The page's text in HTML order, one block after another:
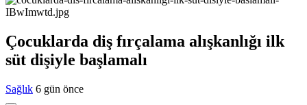
Bursa Büyükşehir Harmancık’ta da yolları yeniliyor
DAĞDER ve BUMEV’den eğitim için güç birliği
17:42
İpsala OSB’nin gelişimi için kritik ziyaret
Ağrı’da toplu sünnet şöleni
Çocuklarda diş fırçalama alışkanlığı ilk
süt dişiyle başlamalı
Sağlık 6 gün önce